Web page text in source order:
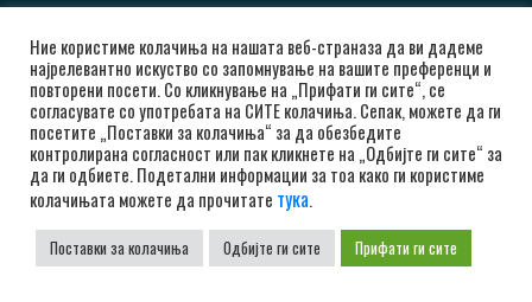
Ние користиме колачиња на нашата веб-страназа да ви дадеме
најрелевантно искуство со запомнување на вашите преференци и
повторени посети. Со кликнување на „Прифати ги сите“, се
согласувате со употребата на СИТЕ колачиња. Сепак, можете да ги
посетите „Поставки за колачиња“ за да обезбедите
контролирана согласност или пак кликнете на „Одбијте ги сите“ за
да ги одбиете. Подетални информации за тоа како ги користиме
колачињата можете да прочитате тука.
Поставки за колачиња Одбијте ги сите Прифати ги сите